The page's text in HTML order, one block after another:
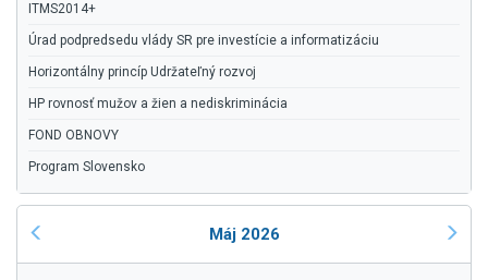
ITMS2014+
Úrad podpredsedu vlády SR pre investície a informatizáciu
Horizontálny princíp Udržateľný rozvoj
HP rovnosť mužov a žien a nediskriminácia
FOND OBNOVY
Program Slovensko
Máj 2026